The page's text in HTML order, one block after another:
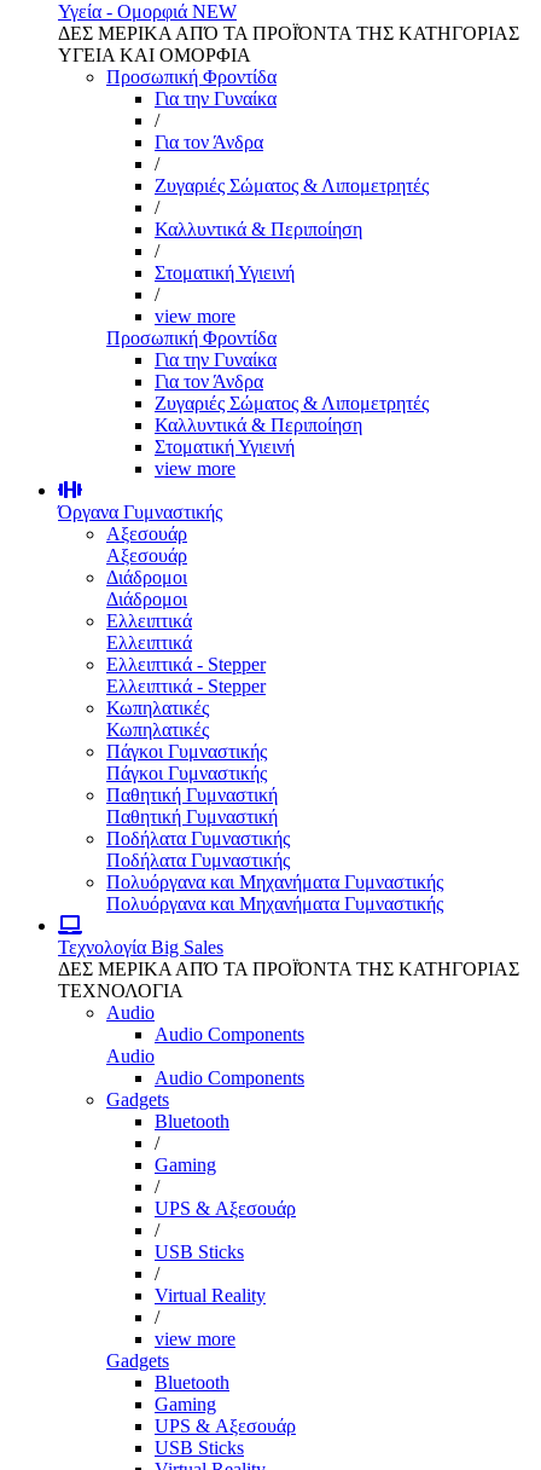
Υγεία - Ομορφιά NEW
ΔΕΣ ΜΕΡΙΚΑ ΑΠΌ ΤΑ ΠΡΟΪΌΝΤΑ ΤΗΣ ΚΑΤΗΓΟΡΙΑΣ
ΥΓΕΙΑ ΚΑΙ ΟΜΟΡΦΙΑ
Προσωπική Φροντίδα
Για την Γυναίκα
/
Για τον Άνδρα
/
Ζυγαριές Σώματος & Λιπομετρητές
/
Καλλυντικά & Περιποίηση
/
Στοματική Υγιεινή
/
view more
Προσωπική Φροντίδα
Για την Γυναίκα
Για τον Άνδρα
Ζυγαριές Σώματος & Λιπομετρητές
Καλλυντικά & Περιποίηση
Στοματική Υγιεινή
view more
Όργανα Γυμναστικής
Αξεσουάρ
Αξεσουάρ
Διάδρομοι
Διάδρομοι
Ελλειπτικά
Ελλειπτικά
Ελλειπτικά - Stepper
Ελλειπτικά - Stepper
Κωπηλατικές
Κωπηλατικές
Πάγκοι Γυμναστικής
Πάγκοι Γυμναστικής
Παθητική Γυμναστική
Παθητική Γυμναστική
Ποδήλατα Γυμναστικής
Ποδήλατα Γυμναστικής
Πολυόργανα και Μηχανήματα Γυμναστικής
Πολυόργανα και Μηχανήματα Γυμναστικής
Τεχνολογία Big Sales
ΔΕΣ ΜΕΡΙΚΑ ΑΠΌ ΤΑ ΠΡΟΪΌΝΤΑ ΤΗΣ ΚΑΤΗΓΟΡΙΑΣ
ΤΕΧΝΟΛΟΓΙΑ
Audio
Audio Components
Audio
Audio Components
Gadgets
Bluetooth
/
Gaming
/
UPS & Αξεσουάρ
/
USB Sticks
/
Virtual Reality
/
view more
Gadgets
Bluetooth
Gaming
UPS & Αξεσουάρ
USB Sticks